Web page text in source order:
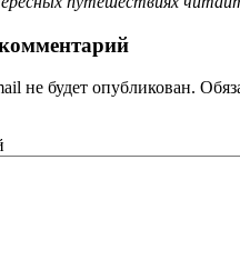
не будет опубликован.